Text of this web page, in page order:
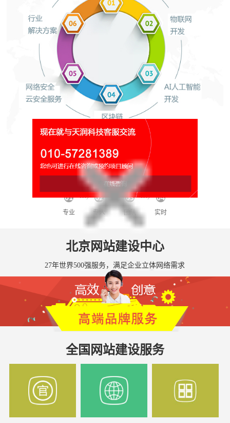
网络平台运营维护
秘书/团队/专家/管家/伙伴!
专业 专人 团队 实时
北京网站建设中心
27年世界500强服务，满足企业立体网络需求
全国网站建设服务